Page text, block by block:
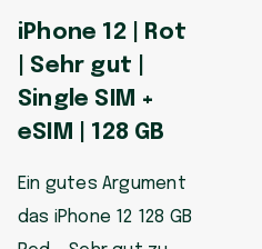
iPhone 12 | Rot
| Sehr gut |
Single SIM +
eSIM | 128 GB
Ein gutes Argument
das iPhone 12 128 GB